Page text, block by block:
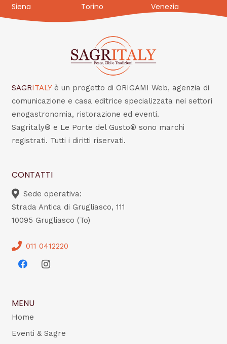
Siena
Torino Venezia
SAGRITALY è un progetto di ORIGAMI Web, agenzia di
comunicazione e casa editrice specializzata nei settori
enogastronomia, ristorazione ed eventi.
Sagritaly® e Le Porte del Gusto® sono marchi
registrati. Tutti i diritti riservati.
CONTATTI
Sede operativa:
Strada Antica di Grugliasco, 111
10095 Grugliasco (To)
011 0412220
MENU
Home
Eventi & Sagre